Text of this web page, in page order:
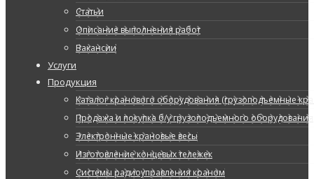
Статьи
Описание выполнения работ
Вакансии
Услуги
Продукция
Каталог кранового оборудования (грузоподъемные
Продажа и покупка б/у грузоподъемного оборудования
Электронные крановые весы
Изготовление концевых тележек
Системы радиоуправления краном